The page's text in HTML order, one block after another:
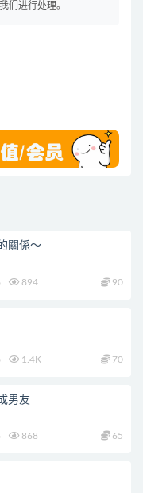
们进行处理。
關係～
894 90
1.4K 70
男友
868 65